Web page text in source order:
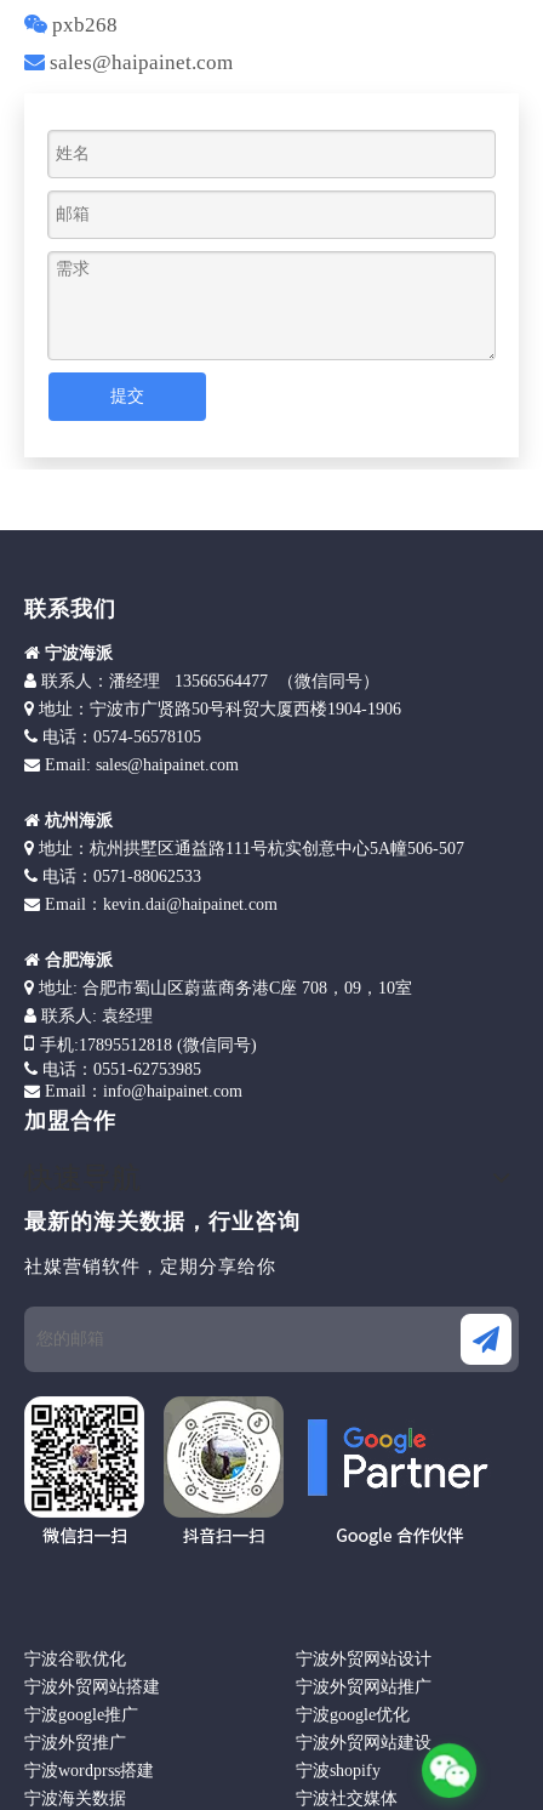
 pxb268
 sales@haipainet.com
提交
联系我们
 宁波海派
 联系人：潘经理 13566564477 （微信同号）
 地址：宁波市广贤路50号科贸大厦西楼1904-1906
 电话：0574-56578105
 Email: sales@haipainet.com
 杭州海派
 地址：杭州拱墅区通益路111号杭实创意中心5A幢506-507
 电话：0571-88062533
 Email：kevin.dai@haipainet.com
 合肥海派
 地址: 合肥市蜀山区蔚蓝商务港C座 708，09，10室
 联系人: 袁经理
 手机 :17895512818 (微信同号)
 电话：0551-62753985
 Email：info@haipainet.com
加盟合作
最新的海关数据，行业咨询
社媒营销软件，定期分享给你
宁波谷歌优化
宁波外贸网站设计
宁波外贸网站搭建
宁波外贸网站推广
宁波google推广
宁波google优化
宁波外贸推广
宁波外贸网站建设
宁波wordprss搭建
宁波shopify
宁波海关数据
宁波社交媒体